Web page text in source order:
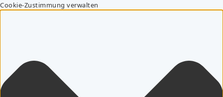
Cookie-Zustimmung verwalten